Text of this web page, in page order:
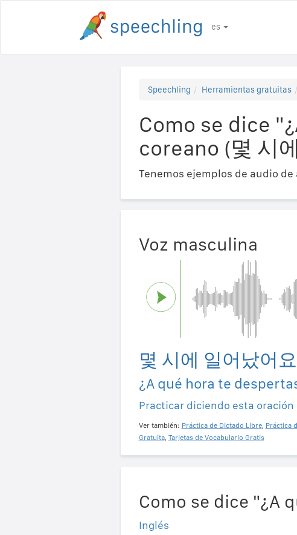
es
Speechling Herramientas gratuitas
Como se dice
coreano (몇 시
Tenemos ejemplos de audio
Voz masculina
몇 시에 일어났어
¿A qué hora te
Practicar diciendo esta oración
Ver también: Práctica de Dictado Libre, Práctica
Gratuita, Tarjetas de Vocabulario Gratis
Como se dice "¿A
Inglés